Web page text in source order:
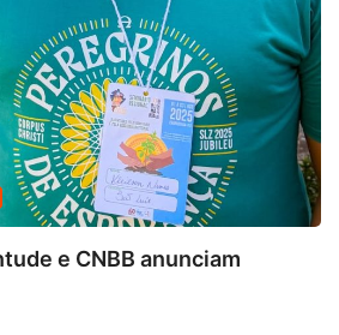
e CNBB anunciam